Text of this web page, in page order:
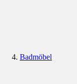
Badmöbel